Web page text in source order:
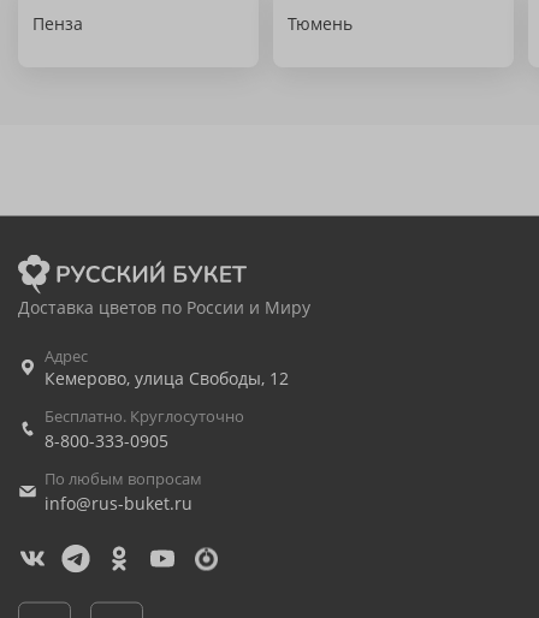
Пенза Тюмень
Доставка цветов по России и Миру
Адрес
Кемерово, улица Свободы, 12
Бесплатно. Круглосуточно
8-800-333-0905
По любым вопросам
info@rus-buket.ru